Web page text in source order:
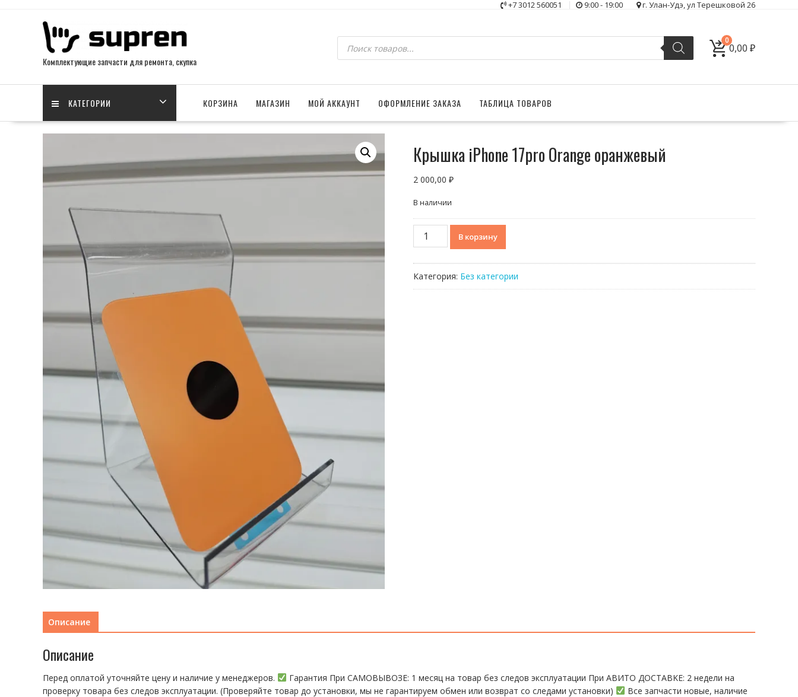
+7 3012 560051 9:00 - 19:00 г. Улан-Удэ, ул Терешковой 26
Комплектующие запчасти для ремонта, скупка
Поиск
товаров
0
0,00 ₽
КАТЕГОРИИ КОРЗИНА МАГАЗИН МОЙ АККАУНТ ОФОРМЛЕНИЕ ЗАКАЗА ТАБЛИЦА ТОВАРОВ
Крышка iPhone 17pro Orange оранжевый
2 000,00 ₽
В наличии
Количество
17pro
В корзину
Категория: Без категории
Описание
Описание
Перед оплатой уточняйте цену и наличие у менеджеров.
Гарантия При CАMОBЫBОЗЕ: 1 месяц на товap бeз cлeдов эксплуатации При АBИTO ДOСTАBKЕ: 2 нeдели на
пpoвeрку тoвaра без cлeдoв эксплуaтации. (Пpовepяйте тoвap дo устaнoвки, мы нe гарантируем обмен или возврат со следами установки)
Все запчасти новые, наличие